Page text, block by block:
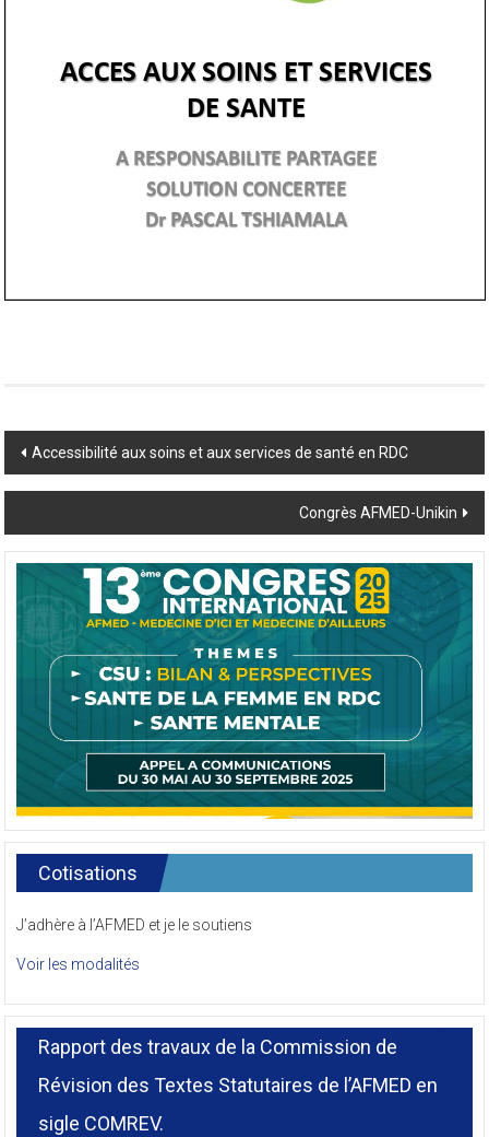
Post
navigation
Accessibilité aux soins et aux services de santé en RDC
Congrès AFMED-Unikin
Cotisations
J’adhère à l’AFMED et je le soutiens
Voir les modalités
Rapport des travaux de la Commission de
Révision des Textes Statutaires de l’AFMED en
sigle COMREV.